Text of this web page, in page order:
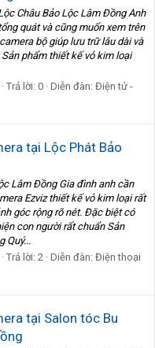
Châu Bảo Lộc Lâm Đồng Anh
quát và cũng muốn xem trên
bộ giúp lưu trữ lâu dài và
phẩm thiết kế vỏ kim loại
Trả lời: 0 Diễn đàn: Điện tử -
tại Lộc Phát Bảo
Lâm Đồng Gia đình anh cần
Ezviz thiết kế vỏ kim loại rất
góc rộng rõ nét. Đặc biệt có
con người rất chuẩn Sản
Quý...
Trả lời: 2 Diễn đàn: Điện thoại
tại Salon tóc Bu